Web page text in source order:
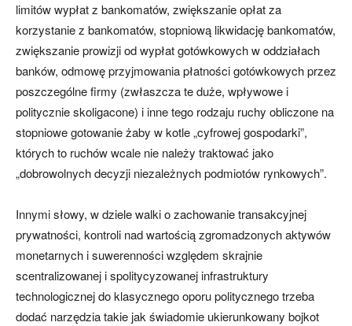
limitów wypłat z bankomatów, zwiększanie opłat za
korzystanie z bankomatów, stopniową likwidację bankomatów,
zwiększanie prowizji od wypłat gotówkowych w oddziałach
banków, odmowę przyjmowania płatności gotówkowych przez
poszczególne firmy (zwłaszcza te duże, wpływowe i
politycznie skoligacone) i inne tego rodzaju ruchy obliczone na
stopniowe gotowanie żaby w kotle „cyfrowej gospodarki”,
których to ruchów wcale nie należy traktować jako
„dobrowolnych decyzji niezależnych podmiotów rynkowych”.
Innymi słowy, w dziele walki o zachowanie transakcyjnej
prywatności, kontroli nad wartością zgromadzonych aktywów
monetarnych i suwerenności względem skrajnie
scentralizowanej i spolitycyzowanej infrastruktury
technologicznej do klasycznego oporu politycznego trzeba
dodać narzędzia takie jak świadomie ukierunkowany bojkot